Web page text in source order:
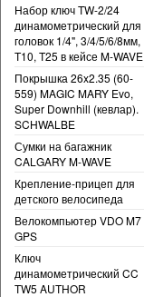
Набор ключ TW-2/24
динамометрический для
головок 1/4", 3/4/5/6/8мм,
T10, T25 в кейсе M-WAVE
Покрышка 26x2.35 (60-
559) MAGIC MARY Evo,
Super Downhill (кевлар).
SCHWALBE
Сумки на багажник
CALGARY M-WAVE
Крепление-прицеп для
детского велосипеда
Велокомпьютер VDO M7
GPS
Ключ
динамометрический CC
TW5 AUTHOR